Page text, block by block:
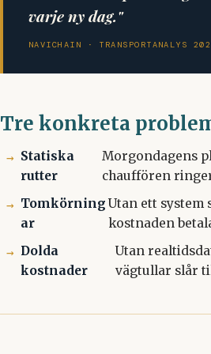
varje ny dag."
NAVICHAIN · TRANSPORTANALYS
Tre konkreta
Statiska
rutter
Morgondagens
chauffören
Tomkörning
ar
Utan ett
kostnaden
Dolda
kostnader
Utan
vägtullar slår